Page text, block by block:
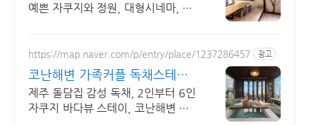
예쁜 자쿠지와 정원, 대형시네마, 바
와 가족의 휴식에 최적
https://map.naver.com/p/entry/place/1237286457 광고
코난해변 가족커플 독채스테이
월정리 근처 감성 독채 2채
제주 돌담집 감성 독채, 2인부터 6인
자쿠지 바다뷰 스테이, 코난해변 바